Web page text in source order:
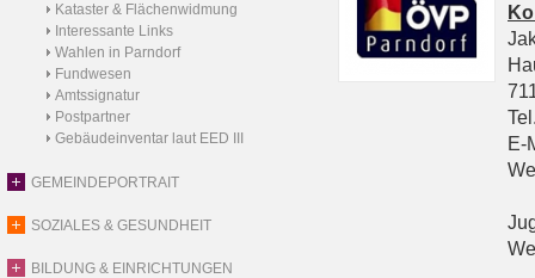
Kataster & Flächenwidmung
Interessante Links
Wahlen in Parndorf
Fundwesen
Amtssignatur
Postpartner
Gebäudeinventar laut EED III
GEMEINDEPORTRAIT
SOZIALES & GESUNDHEIT
BILDUNG & EINRICHTUNGEN
E-